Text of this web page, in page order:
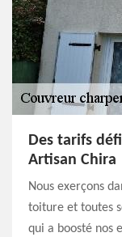
Des tarifs
Artisan Chira
Nous exerçons
toiture et toutes
qui a boosté nos